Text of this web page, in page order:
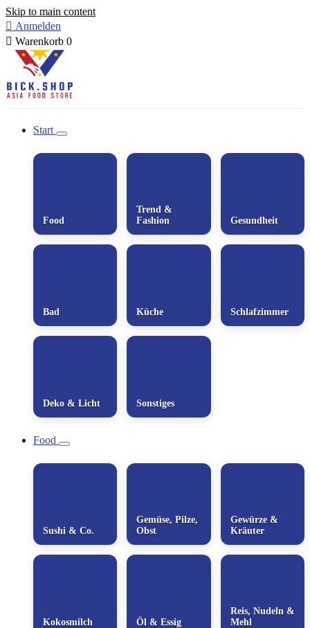
Skip to main content
 Anmelden
 Warenkorb 0
Start
Food
Trend &
Fashion
Gesundheit
Bad Küche Schlafzimmer
Deko & Licht Sonstiges
Food
Sushi & Co.
Gemüse, Pilze,
Obst
Gewürze &
Kräuter
Kokosmilch Öl & Essig
Reis, Nudeln &
Mehl